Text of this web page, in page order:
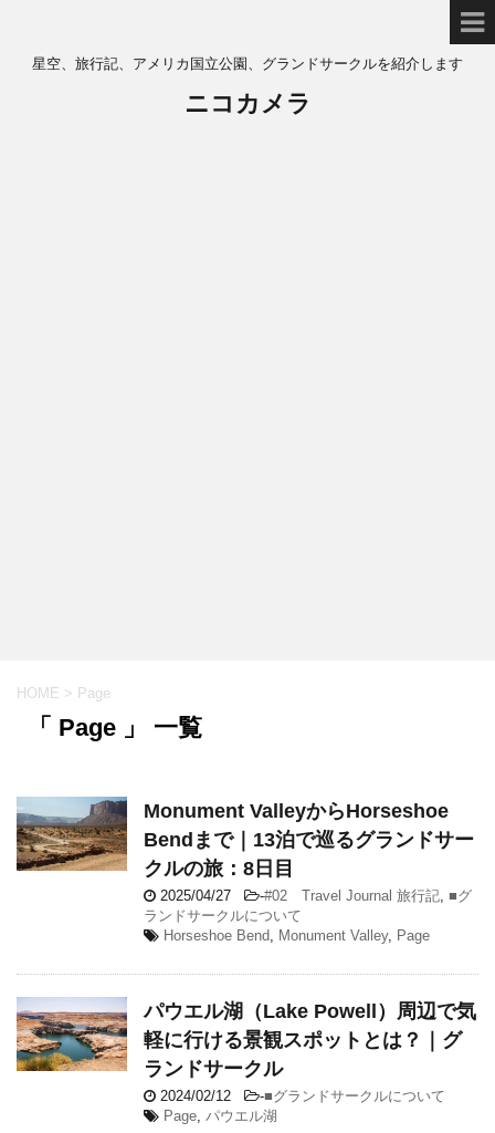
星空、旅行記、アメリカ国立公園、グランドサークルを紹介します
ニコカメラ
HOME > Page
「 Page 」 一覧
Monument ValleyからHorseshoe
Bendまで｜13泊で巡るグランドサー
クルの旅：8日目
2025/04/27 -#02 Travel Journal 旅行記, ■グ
ランドサークルについて
Horseshoe Bend, Monument Valley, Page
パウエル湖（Lake Powell）周辺で気
軽に行ける景観スポットとは？｜グ
ランドサークル
2024/02/12 -■グランドサークルについて
Page, パウエル湖